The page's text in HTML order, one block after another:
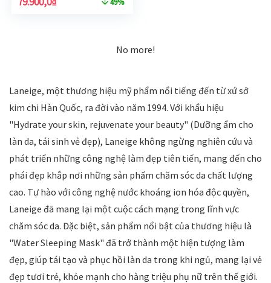
No more!
Laneige, một thương hiệu mỹ phẩm nổi tiếng đến từ xứ sở
kim chi Hàn Quốc, ra đời vào năm 1994. Với khẩu hiệu
"Hydrate your skin, rejuvenate your beauty" (Dưỡng ẩm cho
làn da, tái sinh vẻ đẹp), Laneige không ngừng nghiên cứu và
phát triển những công nghệ làm đẹp tiên tiến, mang đến cho
phái đẹp khắp nơi những sản phẩm chăm sóc da chất lượng
cao. Tự hào với công nghệ nước khoáng ion hóa độc quyền,
Laneige đã mang lại một cuộc cách mạng trong lĩnh vực
chăm sóc da. Đặc biệt, sản phẩm nổi bật của thương hiệu là
"Water Sleeping Mask" đã trở thành một hiện tượng làm
đẹp, giúp tái tạo và phục hồi làn da trong khi ngủ, mang lại vẻ
đẹp tươi trẻ, khỏe mạnh cho hàng triệu phụ nữ trên thế giới.